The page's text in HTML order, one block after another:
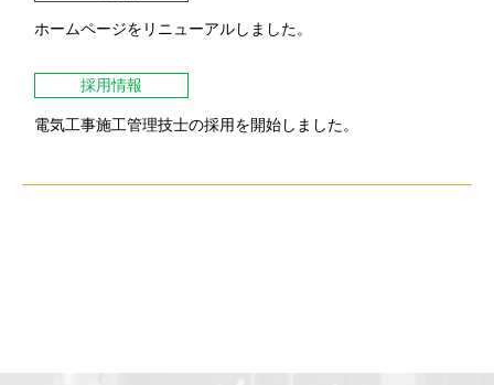
ホームページをリニューアルしました。
採用情報
電気工事施工管理技士の採用を開始しました。